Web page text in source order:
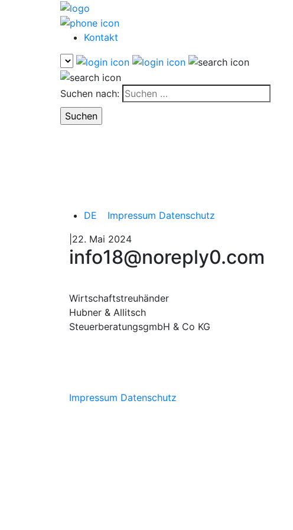
Kontakt
Suchen nach:
DE
Impressum Datenschutz
|22. Mai 2024
info18@noreply0.com
Wirtschaftstreuhänder
Hubner & Allitsch
SteuerberatungsgmbH & Co KG
Impressum Datenschutz